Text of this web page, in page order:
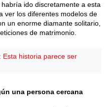
ido discretamente a esta
ver los diferentes modelos de
un enorme diamante solitario,
de matrimonio.
Esta historia parece ser
una persona cercana